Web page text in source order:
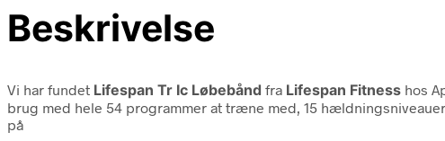
Beskrivelse
Vi har fundet Lifespan Tr Ic Løbebånd fra Lifespan Fitness hos
brug med hele 54 programmer at træne med, 15
på